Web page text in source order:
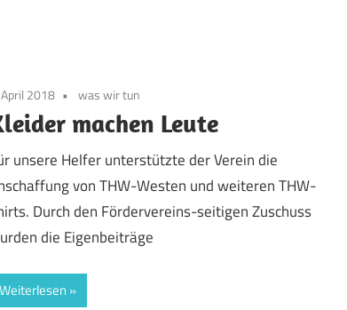
2018 was wir tun
machen Leute
unsere Helfer unterstützte der Verein die
von THW-Westen und weiteren THW-
Durch den Fördervereins-seitigen Zuschuss
die Eigenbeiträge
Weiterlesen